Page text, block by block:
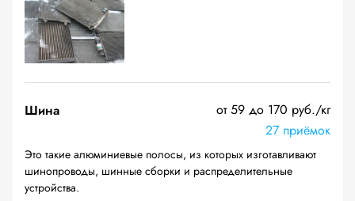
Шина
от 59 до 170 руб./кг
27 приёмок
Это такие алюминиевые полосы, из которых изготавливают
шинопроводы, шинные сборки и распределительные
устройства.